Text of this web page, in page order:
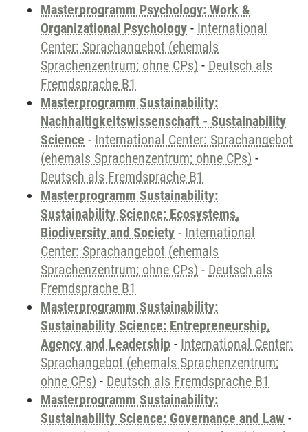
Masterprogramm Psychology: Work &
Organizational Psychology - International
Center: Sprachangebot (ehemals
Sprachenzentrum; ohne CPs) - Deutsch als
Fremdsprache B1
Masterprogramm Sustainability:
Nachhaltigkeitswissenschaft - Sustainability
Science - International Center: Sprachangebot
(ehemals Sprachenzentrum; ohne CPs) -
Deutsch als Fremdsprache B1
Masterprogramm Sustainability:
Sustainability Science: Ecosystems,
Biodiversity and Society - International
Center: Sprachangebot (ehemals
Sprachenzentrum; ohne CPs) - Deutsch als
Fremdsprache B1
Masterprogramm Sustainability:
Sustainability Science: Entrepreneurship,
Agency and Leadership - International Center:
Sprachangebot (ehemals Sprachenzentrum;
ohne CPs) - Deutsch als Fremdsprache B1
Masterprogramm Sustainability:
Sustainability Science: Governance and Law -